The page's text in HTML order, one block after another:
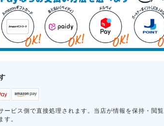
ービス側で直接処理されます。当店が情報を保持・閲覧
す。